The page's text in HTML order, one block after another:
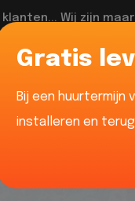
Wij zijn
Gratis
Bij een huurtermijn
installeren en